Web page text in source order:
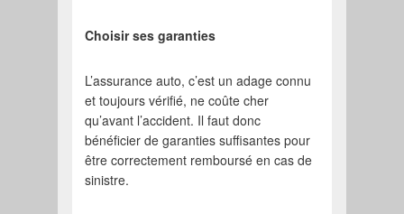
Choisir ses garanties
L’assurance auto, c’est un adage connu
et toujours vérifié, ne coûte cher
qu’avant l’accident. Il faut donc
bénéficier de garanties suffisantes pour
être correctement remboursé en cas de
sinistre.